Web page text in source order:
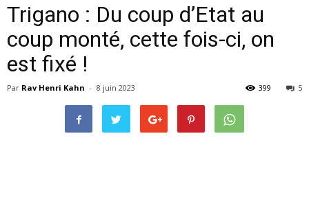
Trigano : Du coup d’Etat au
coup monté, cette fois-ci, on
est fixé !
Par Rav Henri Kahn - 8 juin 2023 5
399